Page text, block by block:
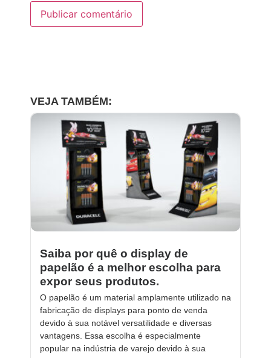
VEJA TAMBÉM:
Saiba por quê o display de
papelão é a melhor escolha para
expor seus produtos.
O papelão é um material amplamente utilizado na
fabricação de displays para ponto de venda
devido à sua notável versatilidade e diversas
vantagens. Essa escolha é especialmente
popular na indústria de varejo devido à sua